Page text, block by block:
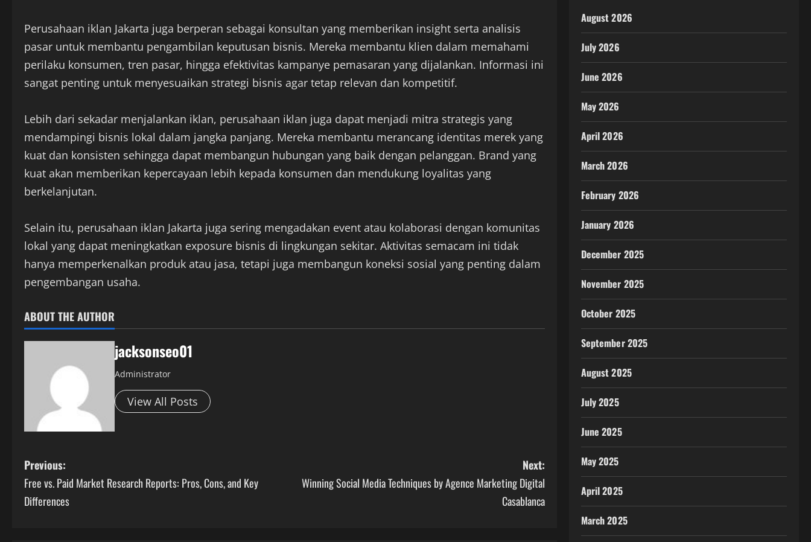
Perusahaan iklan Jakarta juga berperan sebagai konsultan yang memberikan insight serta analisis
pasar untuk membantu pengambilan keputusan bisnis. Mereka membantu klien dalam memahami
perilaku konsumen, tren pasar, hingga efektivitas kampanye pemasaran yang dijalankan. Informasi ini
sangat penting untuk menyesuaikan strategi bisnis agar tetap relevan dan kompetitif.
Lebih dari sekadar menjalankan iklan, perusahaan iklan juga dapat menjadi mitra strategis yang
mendampingi bisnis lokal dalam jangka panjang. Mereka membantu merancang identitas merek yang
kuat dan konsisten sehingga dapat membangun hubungan yang baik dengan pelanggan. Brand yang
kuat akan memberikan kepercayaan lebih kepada konsumen dan mendukung loyalitas yang
berkelanjutan.
Selain itu, perusahaan iklan Jakarta juga sering mengadakan event atau kolaborasi dengan komunitas
lokal yang dapat meningkatkan exposure bisnis di lingkungan sekitar. Aktivitas semacam ini tidak
hanya memperkenalkan produk atau jasa, tetapi juga membangun koneksi sosial yang penting dalam
pengembangan usaha.
ABOUT THE AUTHOR
jacksonseo01
Administrator
View All Posts
P
o
Previous:
Free vs. Paid Market Research Reports: Pros, Cons, and Key
Differences
Next:
Winning Social Media Techniques by Agence Marketing Digital
Casablanca
August 2026
July 2026
June 2026
May 2026
April 2026
March 2026
February 2026
January 2026
December 2025
November 2025
October 2025
September 2025
August 2025
July 2025
June 2025
May 2025
April 2025
March 2025